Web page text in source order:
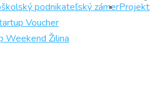
podnikateľský zámer
Voucher
Weekend Žilina